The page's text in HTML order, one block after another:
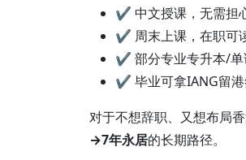
✔ 中文授课，无需担
✔ 周末上课，在职可
✔ 部分专业专升本/单
✔ 毕业可拿IANG留港
对于不想辞职、又想布局
→7年永居的长期路径。